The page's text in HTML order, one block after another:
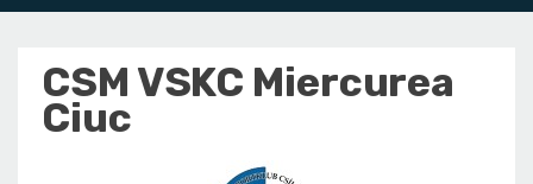
CSM VSKC Miercurea
Ciuc